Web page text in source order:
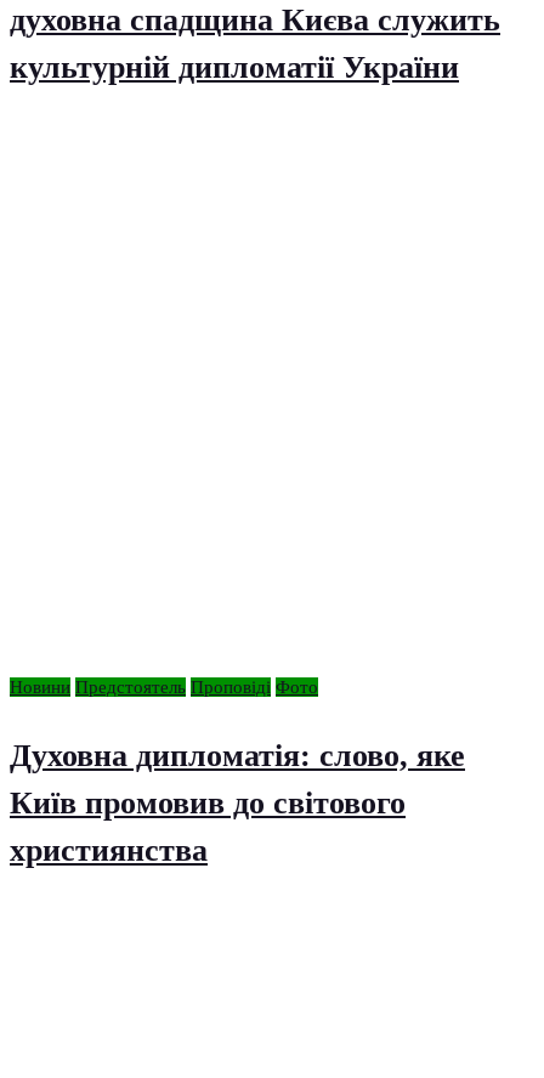
духовна спадщина Києва служить
культурній дипломатії України
Новини Предстоятель Проповіді Фото
Духовна дипломатія: слово, яке
Київ промовив до світового
християнства